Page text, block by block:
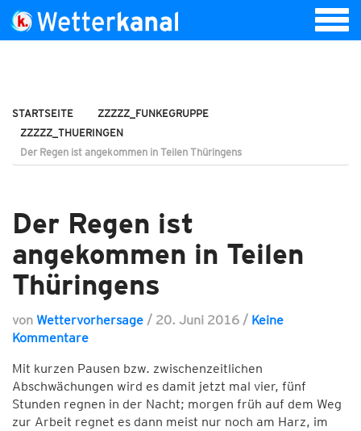
STARTSEITE
ZZZZZ_FUNKEGRUPPE
ZZZZZ_THUERINGEN
Der Regen ist angekommen in Teilen Thüringens
Der Regen ist
angekommen in Teilen
Thüringens
von Wettervorhersage / 20. Juni 2016 / Keine
Kommentare
Mit kurzen Pausen bzw. zwischenzeitlichen
Abschwächungen wird es damit jetzt mal vier, fünf
Stunden regnen in der Nacht; morgen früh auf dem Weg
zur Arbeit regnet es dann meist nur noch am Harz, im